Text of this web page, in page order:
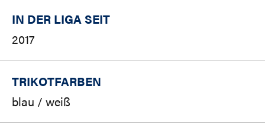
IN DER LIGA SEIT
2017
TRIKOTFARBEN
blau / weiß